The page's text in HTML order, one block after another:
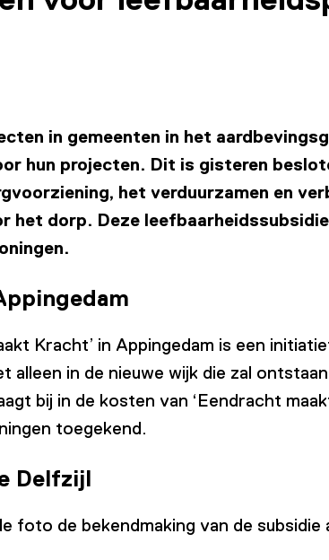
in gemeenten in het
hun projecten. Dit is gisteren
het verduurzamen en
het dorp. Deze
Kracht’ in Appingedam is een
alleen in de nieuwe wijk die zal
bij in de kosten van ‘Eendracht
toegekend.
Delfzijl
foto de bekendmaking van de